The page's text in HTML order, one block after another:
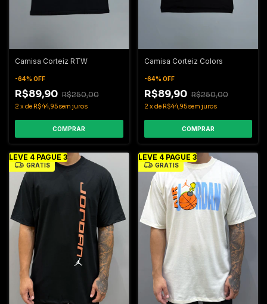
Camisa Corteiz RTW
-64% OFF
R$89,90 R$250,00
2 x de R$44,95sem juros
COMPRAR
Camisa Corteiz Colors
-64% OFF
R$89,90 R$250,00
2 x de R$44,95sem juros
COMPRAR
LEVE 4 PAGUE 3
GRÁTIS
LEVE 4 PAGUE 3
GRÁTIS